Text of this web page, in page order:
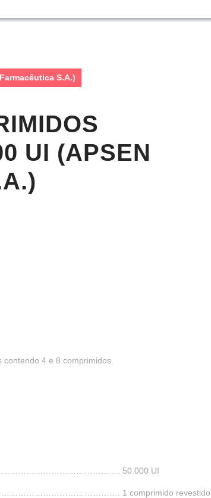
S.A.)
UI (APSEN
4 e 8 comprimidos.
50.000 UI
1 comprimido revestido